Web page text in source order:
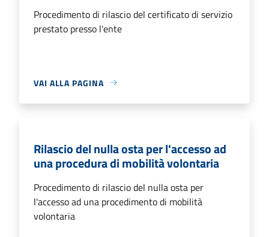
Procedimento di rilascio del certificato di servizio
prestato presso l'ente
VAI ALLA PAGINA
Rilascio del nulla osta per l'accesso ad
una procedura di mobilità volontaria
Procedimento di rilascio del nulla osta per
l'accesso ad una procedimento di mobilità
volontaria